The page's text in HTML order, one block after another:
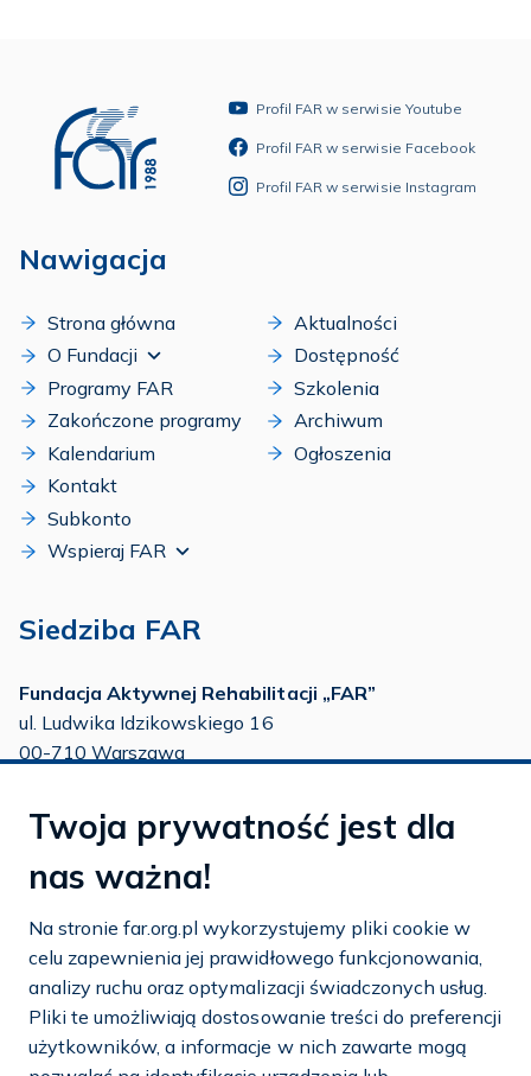
Profil FAR w serwisie Youtube
Profil FAR w serwisie Facebook
Profil FAR w serwisie Instagram
Nawigacja
Strona główna
O Fundacji
Programy FAR
Zakończone programy
Kalendarium
Kontakt
Subkonto
Wspieraj FAR
Aktualności
Dostępność
Szkolenia
Archiwum
Ogłoszenia
Siedziba FAR
Fundacja Aktywnej Rehabilitacji „FAR”
ul. Ludwika Idzikowskiego 16
00-710 Warszawa
tel.:22 651 88 03
22 858 26 39
tel.:22 642 22 91
e-mail:info@far.org.pl
Dostosuj cookies
Twoja prywatność jest dla
nas ważna!
Na stronie far.org.pl wykorzystujemy pliki cookie w
celu zapewnienia jej prawidłowego funkcjonowania,
analizy ruchu oraz optymalizacji świadczonych usług.
Pliki te umożliwiają dostosowanie treści do preferencji
użytkowników, a informacje w nich zawarte mogą